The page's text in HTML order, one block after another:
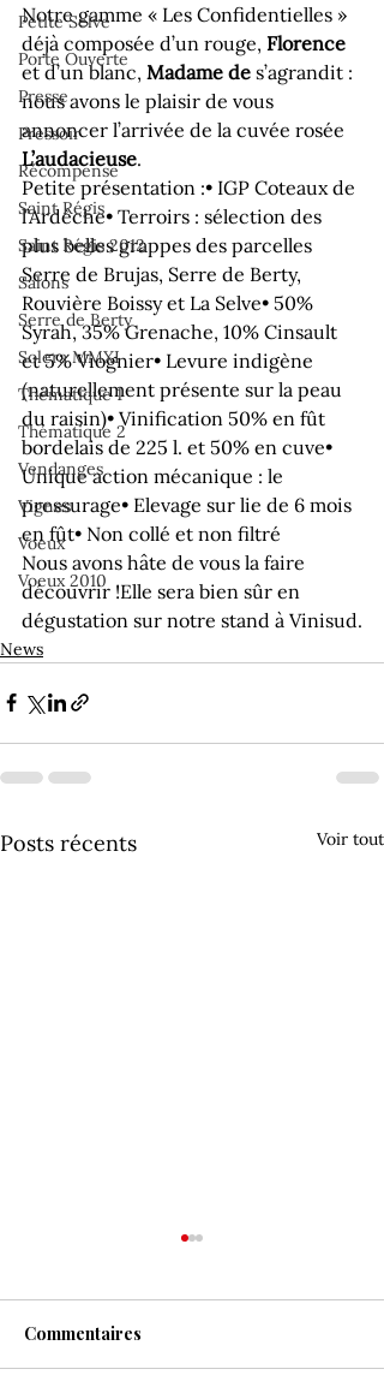
Petite Selve
Porte Ouverte
Presse
Pressoir
Récompense
Saint Régis
Saint Régis 2012
Salons
Serre de Berty
Solera MMXI
Thématique 1
Thématique 2
Vendanges
Vignes
Voeux
Voeux 2010
Notre gamme « Les Confidentielles »
déjà composée d’un rouge, Florence
et d’un blanc, Madame de s’agrandit :
nous avons le plaisir de vous
annoncer l’arrivée de la cuvée rosée
L’audacieuse.
Petite présentation :• IGP Coteaux de
l’Ardèche• Terroirs : sélection des
plus belles grappes des parcelles
Serre de Brujas, Serre de Berty,
Rouvière Boissy et La Selve• 50%
Syrah, 35% Grenache, 10% Cinsault
et 5% Viognier• Levure indigène
(naturellement présente sur la peau
du raisin)• Vinification 50% en fût
bordelais de 225 l. et 50% en cuve•
Unique action mécanique : le
pressurage• Elevage sur lie de 6 mois
en fût• Non collé et non filtré
Nous avons hâte de vous la faire
découvrir !Elle sera bien sûr en
dégustation sur notre stand à Vinisud.
News
Posts récents Voir tout
Commentaires